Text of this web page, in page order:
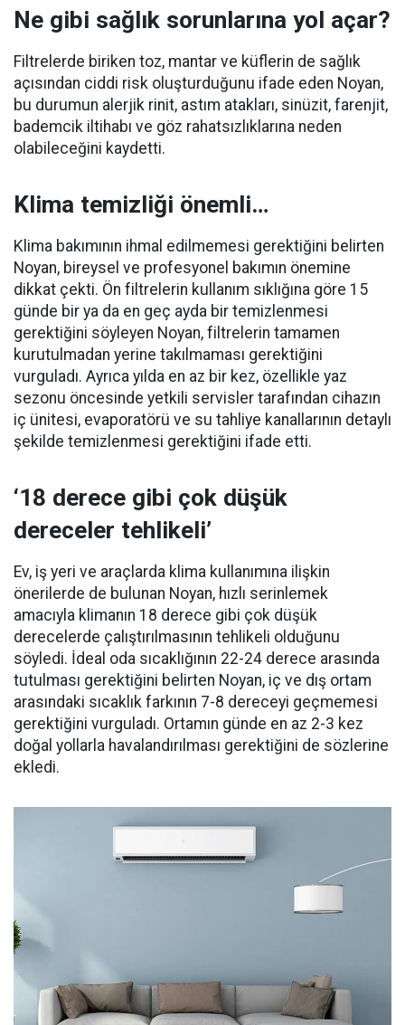
Ne gibi sağlık sorunlarına yol açar?
Filtrelerde biriken toz, mantar ve küflerin de sağlık
açısından ciddi risk oluşturduğunu ifade eden Noyan,
bu durumun alerjik rinit, astım atakları, sinüzit, farenjit,
bademcik iltihabı ve göz rahatsızlıklarına neden
olabileceğini kaydetti.
Klima temizliği önemli…
Klima bakımının ihmal edilmemesi gerektiğini belirten
Noyan, bireysel ve profesyonel bakımın önemine
dikkat çekti. Ön filtrelerin kullanım sıklığına göre 15
günde bir ya da en geç ayda bir temizlenmesi
gerektiğini söyleyen Noyan, filtrelerin tamamen
kurutulmadan yerine takılmaması gerektiğini
vurguladı. Ayrıca yılda en az bir kez, özellikle yaz
sezonu öncesinde yetkili servisler tarafından cihazın
iç ünitesi, evaporatörü ve su tahliye kanallarının detaylı
şekilde temizlenmesi gerektiğini ifade etti.
‘18 derece gibi çok düşük
dereceler tehlikeli’
Ev, iş yeri ve araçlarda klima kullanımına ilişkin
önerilerde de bulunan Noyan, hızlı serinlemek
amacıyla klimanın 18 derece gibi çok düşük
derecelerde çalıştırılmasının tehlikeli olduğunu
söyledi. İdeal oda sıcaklığının 22-24 derece arasında
tutulması gerektiğini belirten Noyan, iç ve dış ortam
arasındaki sıcaklık farkının 7-8 dereceyi geçmemesi
gerektiğini vurguladı. Ortamın günde en az 2-3 kez
doğal yollarla havalandırılması gerektiğini de sözlerine
ekledi.